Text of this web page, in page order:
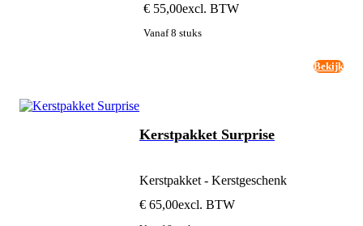
€ 55,00excl. BTW
Vanaf 8 stuks
Bekijk
Kerstpakket Surprise
Kerstpakket - Kerstgeschenk
€ 65,00excl. BTW